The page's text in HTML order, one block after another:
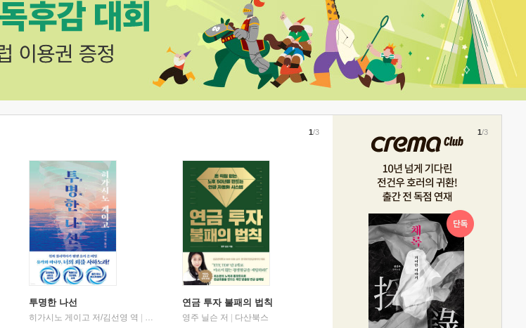
투명한 나선
히가시노 게이고 저/김선영 역
북다
연금 투자 불패의 법칙
영주 닐슨 저
다산북스
1/3 1/3